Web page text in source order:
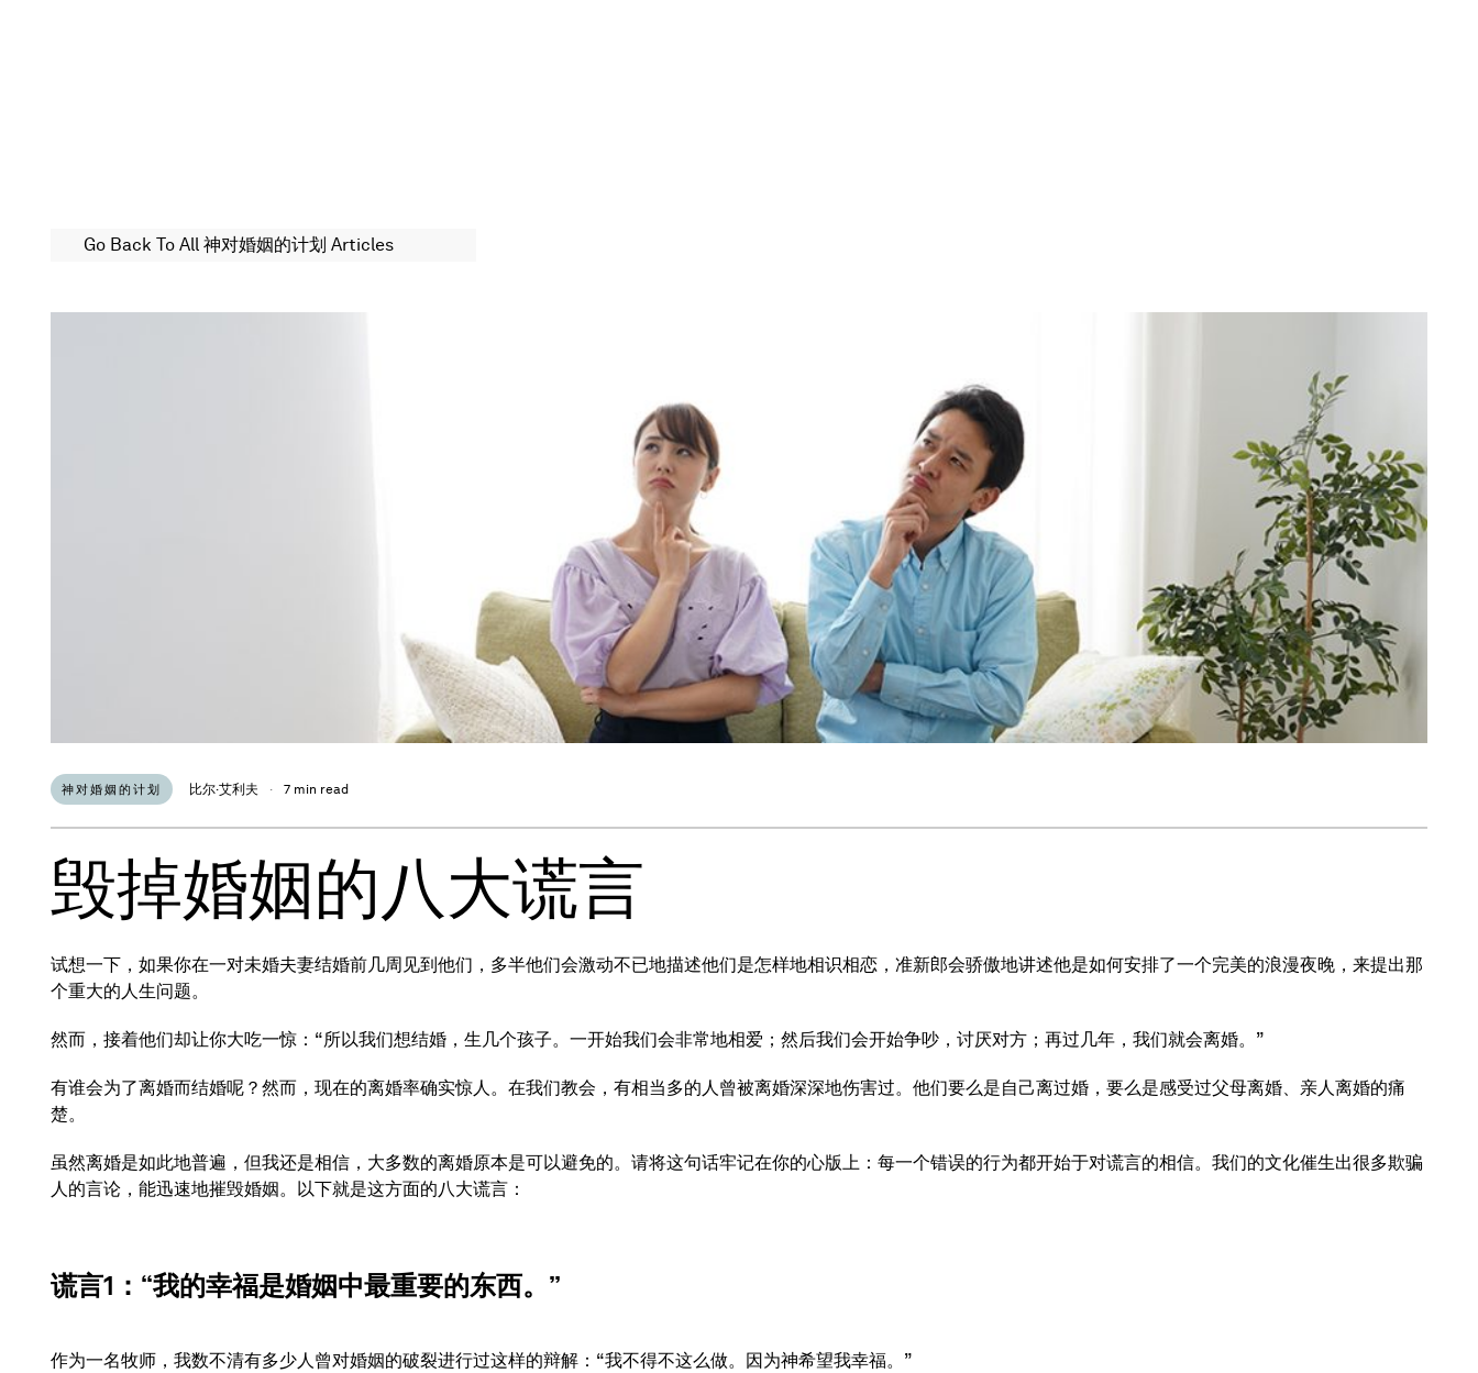
Go Back To All 神对婚姻的计划 Articles
神对婚姻的计划 比尔·艾利夫 · 7 min read
毁掉婚姻的八大谎言
试想一下，如果你在一对未婚夫妻结婚前几周见到他们，多半他们会激动不已地描述他们是怎样地相识相恋，准新郎会骄傲地讲述他是如何安排了一个完美的浪漫夜晚，来提出那
个重大的人生问题。
然而，接着他们却让你大吃一惊：“所以我们想结婚，生几个孩子。一开始我们会非常地相爱；然后我们会开始争吵，讨厌对方；再过几年，我们就会离婚。”
有谁会为了离婚而结婚呢？然而，现在的离婚率确实惊人。在我们教会，有相当多的人曾被离婚深深地伤害过。他们要么是自己离过婚，要么是感受过父母离婚、亲人离婚的痛
楚。
虽然离婚是如此地普遍，但我还是相信，大多数的离婚原本是可以避免的。请将这句话牢记在你的心版上：每一个错误的行为都开始于对谎言的相信。我们的文化催生出很多欺骗
人的言论，能迅速地摧毁婚姻。以下就是这方面的八大谎言：
谎言1 ：“我的幸福是婚姻中最重要的东西。”
作为一名牧师，我数不清有多少人曾对婚姻的破裂进行过这样的辩解：“我不得不这么做。因为神希望我幸福。”